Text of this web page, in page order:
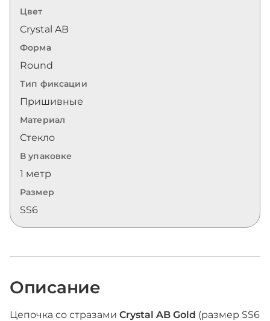
Цвет
Crystal AB
Форма
Round
Тип фиксации
Пришивные
Материал
Стекло
В упаковке
1 метр
Размер
SS6
Описание
Цепочка со стразами Crystal AB Gold (размер SS6